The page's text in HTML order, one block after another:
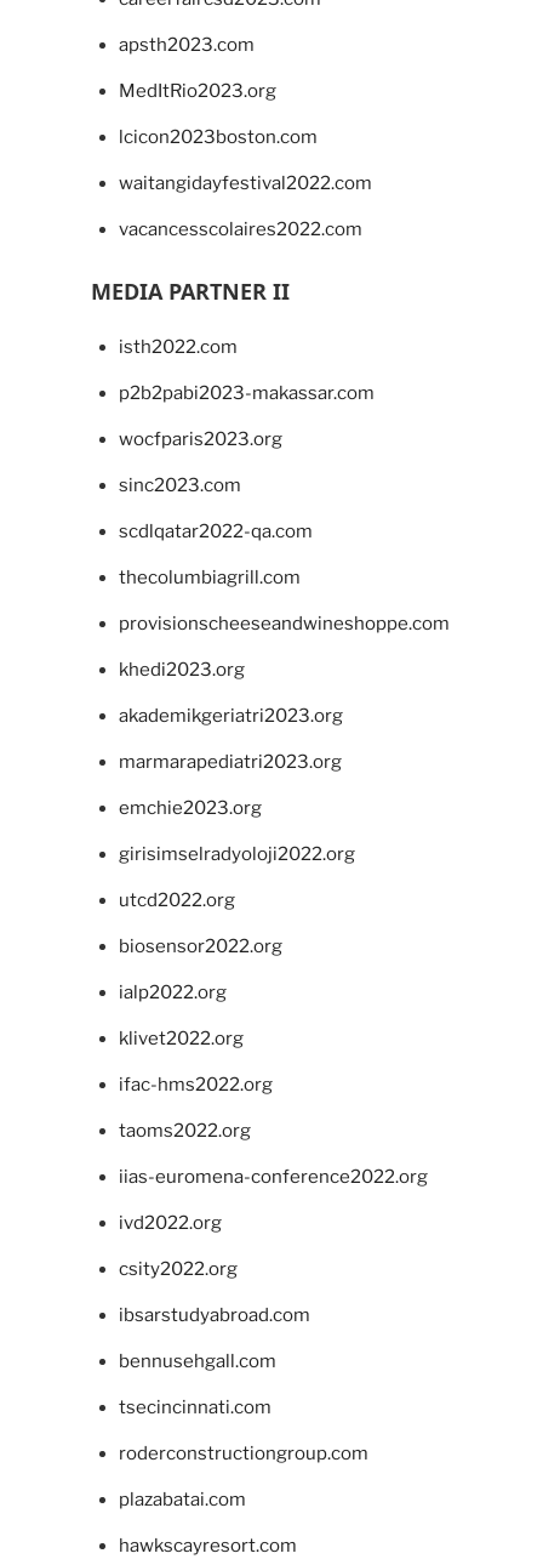
apsth2023.com
MedItRio2023.org
lcicon2023boston.com
waitangidayfestival2022.com
vacancesscolaires2022.com
MEDIA PARTNER II
isth2022.com
p2b2pabi2023-makassar.com
wocfparis2023.org
sinc2023.com
scdlqatar2022-qa.com
thecolumbiagrill.com
provisionscheeseandwineshoppe.com
khedi2023.org
akademikgeriatri2023.org
marmarapediatri2023.org
emchie2023.org
girisimselradyoloji2022.org
utcd2022.org
biosensor2022.org
ialp2022.org
klivet2022.org
ifac-hms2022.org
taoms2022.org
iias-euromena-conference2022.org
ivd2022.org
csity2022.org
ibsarstudyabroad.com
bennusehgall.com
tsecincinnati.com
roderconstructiongroup.com
plazabatai.com
hawkscayresort.com